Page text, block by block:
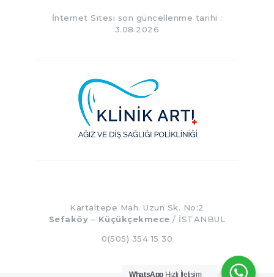
İnternet Sitesi son güncellenme tarihi :
3.08.2026
Kartaltepe Mah. Uzun Sk. No:2
Sefaköy – Küçükçekmece/ İSTANBUL
0(505) 354 15 30
WhatsApp Hızlı İletişim